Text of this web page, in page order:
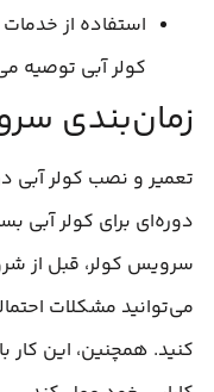
استفاده از
کولر آبی توصیه
زمان‌بندی
تعمیر و نصب کولر آبی
دوره‌ای برای کولر آبی
سرویس کولر، قبل از
می‌توانید مشکلات
کنید. همچنین، این